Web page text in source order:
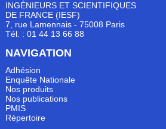
INGÉNIEURS ET SCIENTIFIQUES
DE FRANCE (IESF)
7, rue Lamennais - 75008 Paris
Tél. : 01 44 13 66 88
NAVIGATION
Adhésion
Enquête Nationale
Nos produits
Nos publications
PMIS
Répertoire